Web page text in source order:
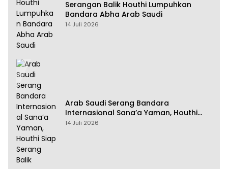
Serangan Balik Houthi Lumpuhkan
Bandara Abha Arab Saudi
14 Juli 2026
Arab Saudi Serang Bandara
Internasional Sana’a Yaman, Houthi
Siap Serang Balik
14 Juli 2026